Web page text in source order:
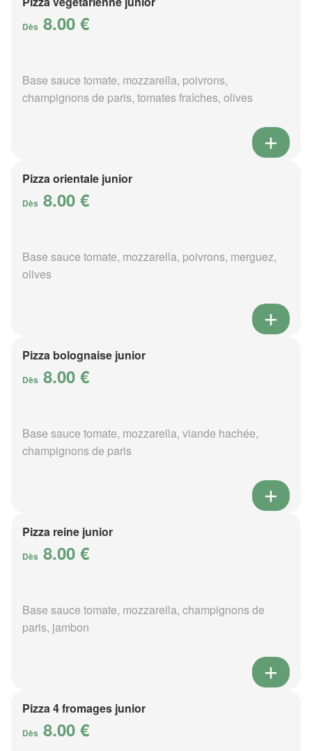
Dès 8.00 €
Base sauce tomate, mozzarella, poivrons,
champignons de paris, tomates fraîches, olives
Pizza orientale junior
Dès 8.00 €
Base sauce tomate, mozzarella, poivrons, merguez,
olives
Pizza bolognaise junior
Dès 8.00 €
Base sauce tomate, mozzarella, viande hachée,
champignons de paris
Pizza reine junior
Dès 8.00 €
Base sauce tomate, mozzarella, champignons de
paris, jambon
Pizza 4 fromages junior
Dès 8.00 €